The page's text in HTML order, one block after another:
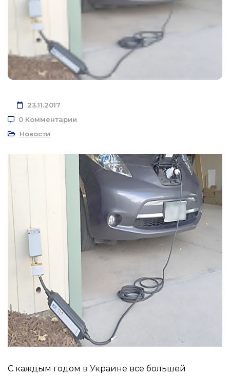
23.11.2017
0 Комментарии
Новости
С каждым годом в Украине все большей